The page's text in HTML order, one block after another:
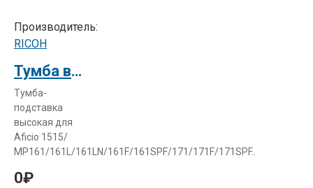
Производитель:
RICOH
Тумба высокая RICOH Aficio тип B/W 13 CABINET MFP B/W 13 HIGH FLAT
Тумба-
подставка
высокая для
Aficio 1515/
MP161/161L/161LN/161F/161SPF/171/171F/171SPF..
0₽